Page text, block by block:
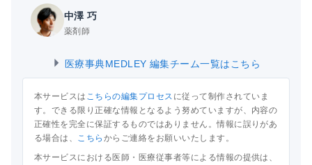
中澤 巧
薬剤師
医療事典MEDLEY 編集チーム一覧はこちら
本サービスは こちらの編集プロセス に従って制作されていま
す。できる限り正確な情報となるよう努めていますが、内容の
正確性を完全に保証するものではありません。情報に誤りがあ
る場合は、 こちら からご連絡をお願いいたします。
本サービスにおける医師・医療従事者等による情報の提供は、